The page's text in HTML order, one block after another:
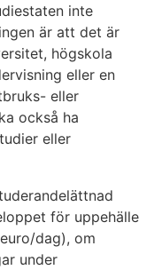
inte
är att det är
högskola
eller en
eller
också ha
eller
för uppehälle
dag), om
under